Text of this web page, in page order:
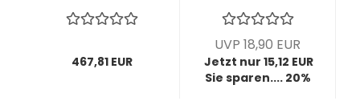
"volle Schneide"
Stück
467,81 EUR
4,4mm Breite; bis
20 Zähne (diverse
Zahnformen)
UVP 18,90 EUR
Jetzt nur 15,12 EUR
Sie sparen.... 20%